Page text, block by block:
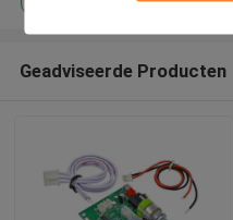
Geadviseerde Producten